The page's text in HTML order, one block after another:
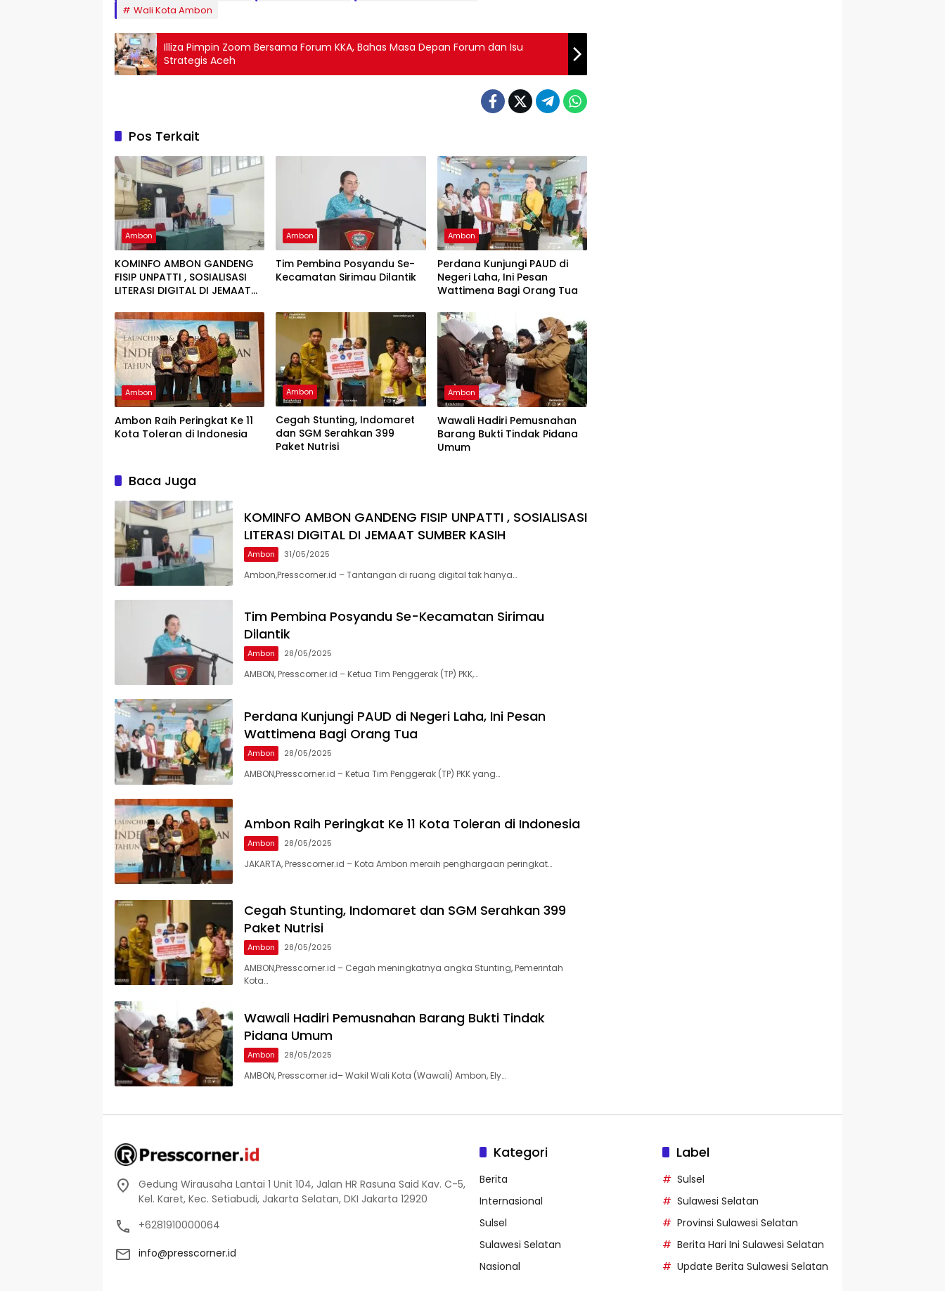
Wali Kota Ambon
Illiza Pimpin Zoom Bersama Forum KKA, Bahas Masa Depan Forum dan Isu
Strategis Aceh
Pos Terkait
Ambon
KOMINFO AMBON GANDENG
FISIP UNPATTI , SOSIALISASI
LITERASI DIGITAL DI JEMAAT
Ambon
Tim Pembina Posyandu Se-
Kecamatan Sirimau Dilantik
Ambon
Perdana Kunjungi PAUD di
Negeri Laha, Ini Pesan
Wattimena Bagi Orang Tua
Ambon
Ambon Raih Peringkat Ke 11
Kota Toleran di Indonesia
Ambon
Cegah Stunting, Indomaret
dan SGM Serahkan 399
Paket Nutrisi
Ambon
Wawali Hadiri Pemusnahan
Barang Bukti Tindak Pidana
Umum
Baca Juga
KOMINFO AMBON GANDENG FISIP UNPATTI , SOSIALISASI
LITERASI DIGITAL DI JEMAAT SUMBER KASIH
Ambon 31/05/2025
Ambon,Presscorner.id – Tantangan di ruang digital tak hanya…
Tim Pembina Posyandu Se-Kecamatan Sirimau
Dilantik
Ambon 28/05/2025
AMBON, Presscorner.id – Ketua Tim Penggerak (TP) PKK,…
Perdana Kunjungi PAUD di Negeri Laha, Ini Pesan
Wattimena Bagi Orang Tua
Ambon 28/05/2025
AMBON,Presscorner.id – Ketua Tim Penggerak (TP) PKK yang…
Ambon Raih Peringkat Ke 11 Kota Toleran di Indonesia
Ambon 28/05/2025
JAKARTA, Presscorner.id – Kota Ambon meraih penghargaan peringkat…
Cegah Stunting, Indomaret dan SGM Serahkan 399
Paket Nutrisi
Ambon 28/05/2025
AMBON,Presscorner.id – Cegah meningkatnya angka Stunting, Pemerintah
Kota…
Wawali Hadiri Pemusnahan Barang Bukti Tindak
Pidana Umum
Ambon 28/05/2025
AMBON, Presscorner.id– Wakil Wali Kota (Wawali) Ambon, Ely…
Gedung Wirausaha Lantai 1 Unit 104, Jalan HR Rasuna Said Kav. C-5,
Kel. Karet, Kec. Setiabudi, Jakarta Selatan, DKI Jakarta 12920
+6281910000064
info@presscorner.id
Kategori
Berita
Internasional
Sulsel
Sulawesi Selatan
Nasional
Label
Sulsel
Sulawesi Selatan
Provinsi Sulawesi Selatan
Berita Hari Ini Sulawesi Selatan
Update Berita Sulawesi Selatan